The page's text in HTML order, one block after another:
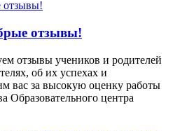
отзывы!
отзывы учеников и родителей
об их успехах и
вас за высокую оценку работы
Образовательного центра